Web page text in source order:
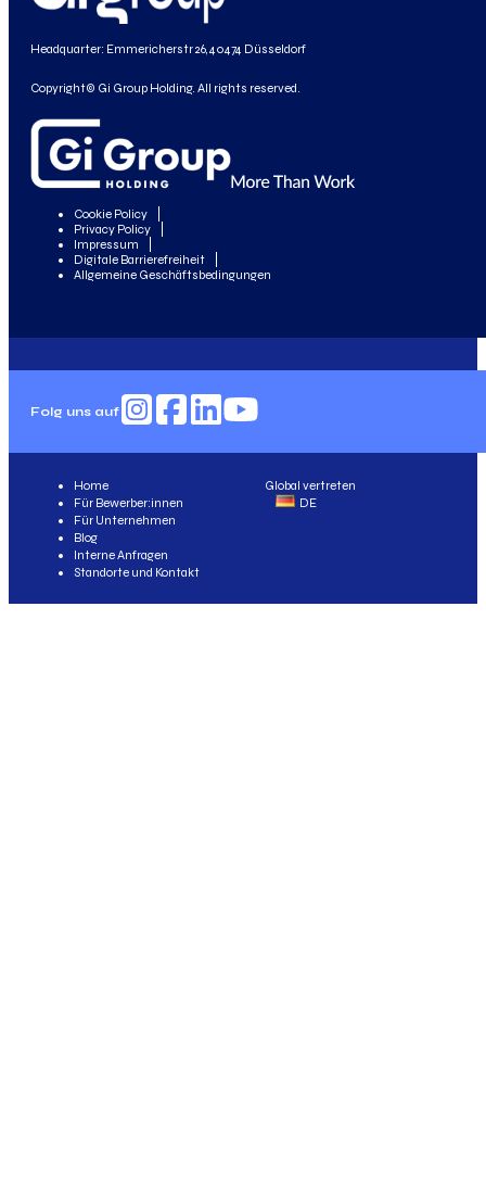
Headquarter: Emmericherstr 26, 40474 Düsseldorf
Copyright© Gi Group Holding. All rights reserved.
Cookie Policy
Privacy Policy
Impressum
Digitale Barrierefreiheit
Allgemeine Geschäftsbedingungen
Folg uns auf
Global vertreten
DE
Home
Für Bewerber:innen
Für Unternehmen
Blog
Interne Anfragen
Standorte und Kontakt